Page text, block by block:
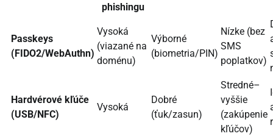
phishingu
Passkeys
(FIDO2/WebAuthn)
Vysoká
(viazané na
doménu)
Výborné
(biometria/PIN)
Nízke (bez
SMS
poplatkov)
Hardvérové kľúče
(USB/NFC)
Vysoká
Dobré
(ťuk/zasun)
Stredné–
vyššie
(zakúpenie
kľúčov)